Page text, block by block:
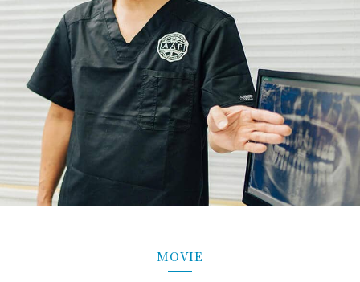
MOVIE